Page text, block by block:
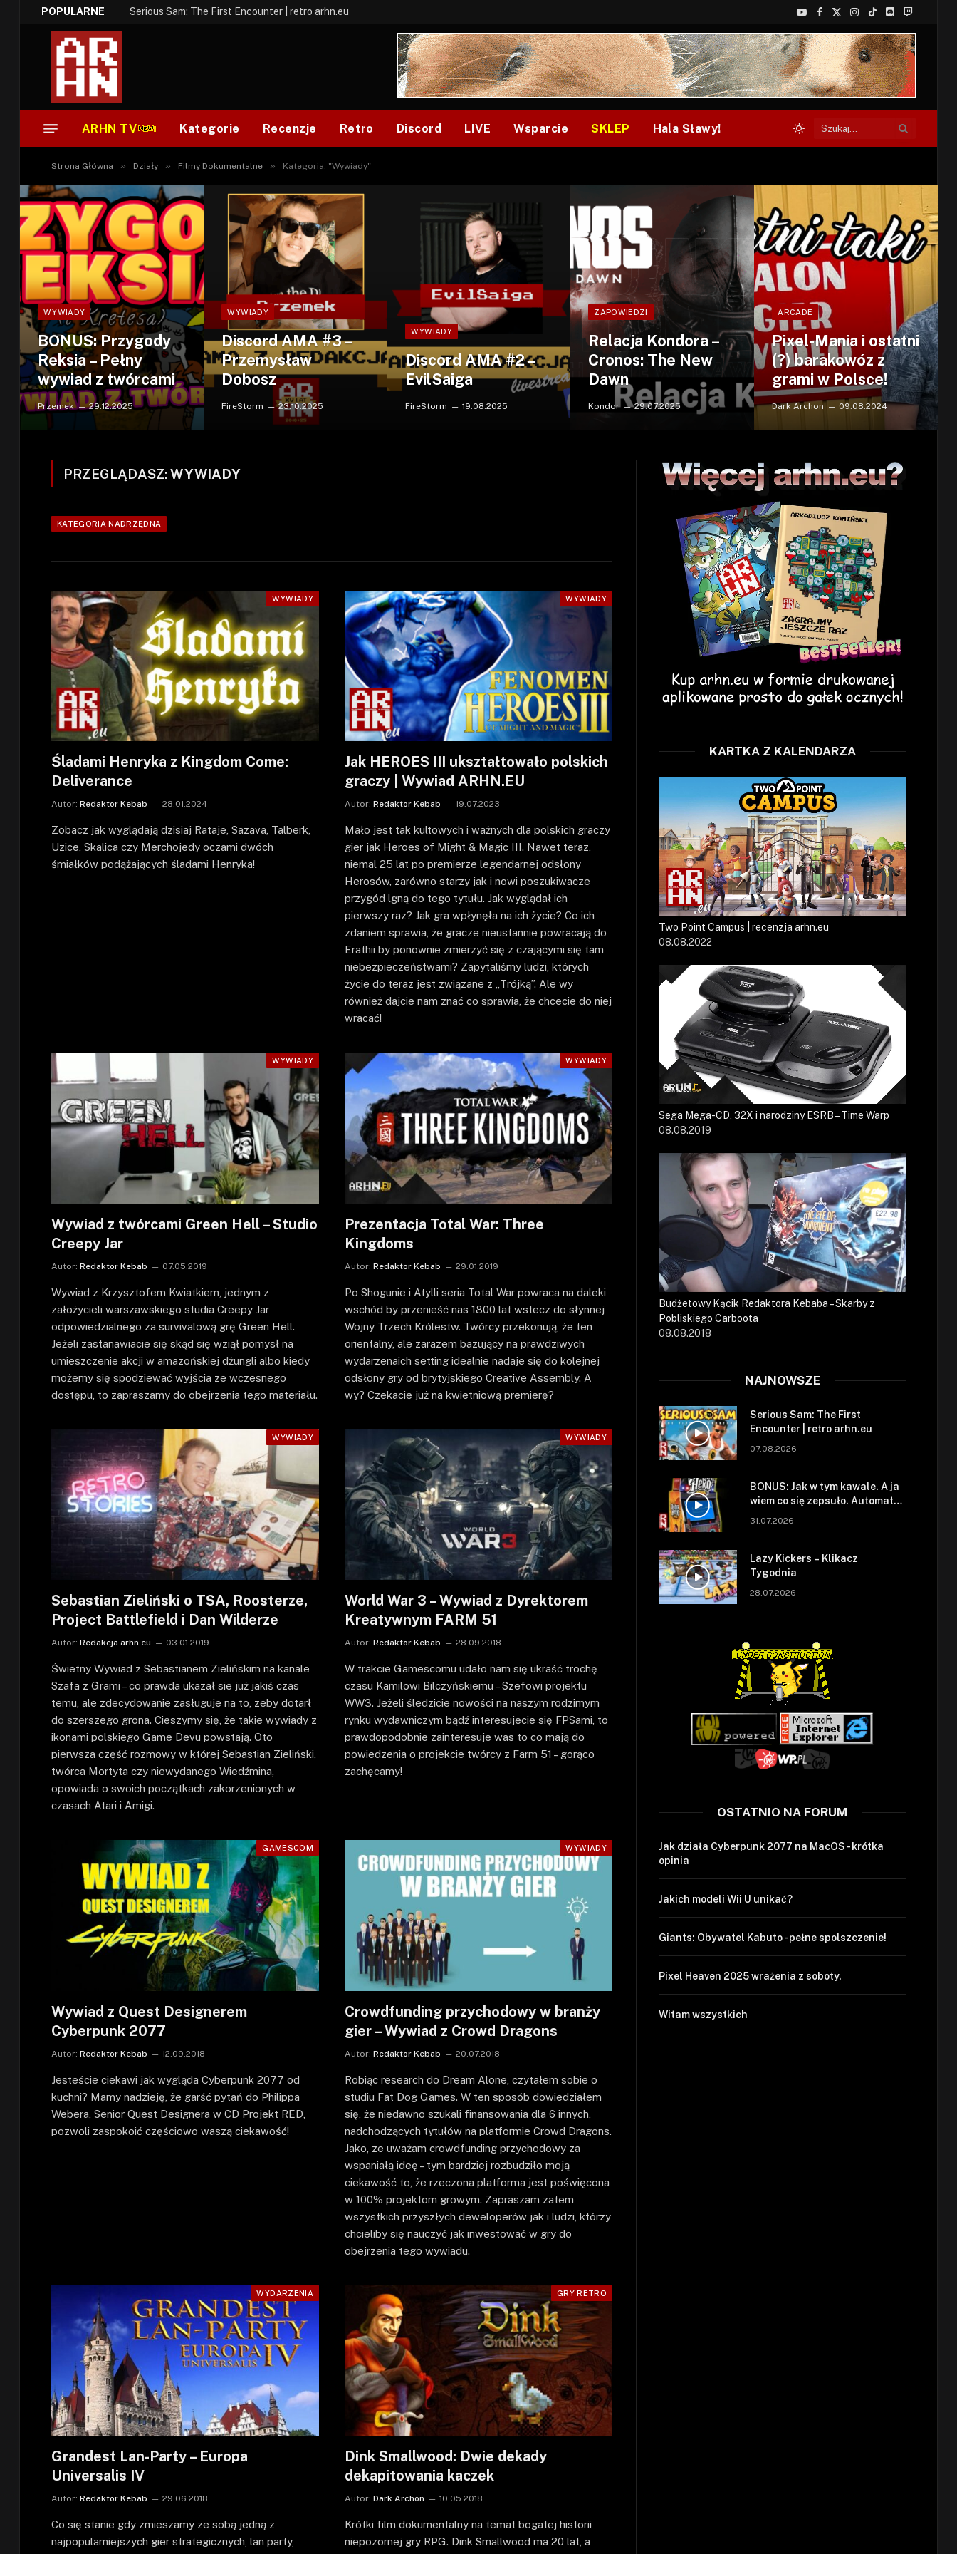
POPULARNE Serious Sam: The First Encounter | retro arhn.eu
YouTube
Facebook
X
(Twitter)
Instagram
TikTokDiscordTwitch
ARHN TV Kategorie Recenzje Retro Discord LIVE Wsparcie SKLEP Hala Sławy!
Strona Główna » Działy » Filmy Dokumentalne » Kategoria: "Wywiady"
WYWIADY
BONUS: Przygody
Reksia – Pełny
wywiad z twórcami
Przemek 29.12.2025
WYWIADY
Discord AMA #3 –
Przemysław
Dobosz
FireStorm 23.10.2025
WYWIADY
Discord AMA #2 –
EvilSaiga
FireStorm 19.08.2025
ZAPOWIEDZI
Relacja Kondora –
Cronos: The New
Dawn
Kondor 29.07.2025
ARCADE
Pixel-Mania i ostatni
(?) barakowóz z
grami w Polsce!
Dark Archon 09.08.2024
PRZEGLĄDASZ:WYWIADY
KATEGORIA NADRZĘDNA
WYWIADY
Śladami Henryka z Kingdom Come:
Deliverance
Autor: Redaktor Kebab 28.01.2024
Zobacz jak wyglądają dzisiaj Rataje, Sazava, Talberk,
Uzice, Skalica czy Merchojedy oczami dwóch
śmiałków podążających śladami Henryka!
WYWIADY
Jak HEROES III ukształtowało polskich
graczy | Wywiad ARHN.EU
Autor: Redaktor Kebab 19.07.2023
Mało jest tak kultowych i ważnych dla polskich graczy
gier jak Heroes of Might & Magic III. Nawet teraz,
niemal 25 lat po premierze legendarnej odsłony
Herosów, zarówno starzy jak i nowi poszukiwacze
przygód lgną do tego tytułu. Jak wyglądał ich
pierwszy raz? Jak gra wpłynęła na ich życie? Co ich
zdaniem sprawia, że gracze nieustannie powracają do
Erathii by ponownie zmierzyć się z czającymi się tam
niebezpieczeństwami? Zapytaliśmy ludzi, których
życie do teraz jest związane z „Trójką”. Ale wy
również dajcie nam znać co sprawia, że chcecie do niej
wracać!
WYWIADY
Wywiad z twórcami Green Hell – Studio
Creepy Jar
Autor: Redaktor Kebab 07.05.2019
Wywiad z Krzysztofem Kwiatkiem, jednym z
założycieli warszawskiego studia Creepy Jar
odpowiedzialnego za survivalową grę Green Hell.
Jeżeli zastanawiacie się skąd się wziął pomysł na
umieszczenie akcji w amazońskiej dżungli albo kiedy
możemy się spodziewać wyjścia ze wczesnego
dostępu, to zapraszamy do obejrzenia tego materiału.
WYWIADY
Prezentacja Total War: Three
Kingdoms
Autor: Redaktor Kebab 29.01.2019
Po Shogunie i Atylli seria Total War powraca na daleki
wschód by przenieść nas 1800 lat wstecz do słynnej
Wojny Trzech Królestw. Twórcy przekonują, że ten
orientalny, ale zarazem bazujący na prawdziwych
wydarzenaich setting idealnie nadaje się do kolejnej
odsłony gry od brytyjskiego Creative Assembly. A
wy? Czekacie już na kwietniową premierę?
WYWIADY
Sebastian Zieliński o TSA, Roosterze,
Project Battlefield i Dan Wilderze
Autor: Redakcja arhn.eu 03.01.2019
Świetny Wywiad z Sebastianem Zielińskim na kanale
Szafa z Grami – co prawda ukazał sie już jakiś czas
temu, ale zdecydowanie zasługuje na to, zeby dotarł
do szerszego grona. Cieszymy się, że takie wywiady z
ikonami polskiego Game Devu powstają. Oto
pierwsza część rozmowy w której Sebastian Zieliński,
twórca Mortyta czy niewydanego Wiedźmina,
opowiada o swoich początkach zakorzenionych w
czasach Atari i Amigi.
WYWIADY
World War 3 – Wywiad z Dyrektorem
Kreatywnym FARM 51
Autor: Redaktor Kebab 28.09.2018
W trakcie Gamescomu udało nam się ukraść trochę
czasu Kamilowi Bilczyńskiemu – Szefowi projektu
WW3. Jeżeli śledzicie nowości na naszym rodzimym
rynku wydawniczym bądź interesujecie się FPSami, to
prawdopodobnie zainteresuje was to co mają do
powiedzenia o projekcie twórcy z Farm 51 – gorąco
zachęcamy!
GAMESCOM
Wywiad z Quest Designerem
Cyberpunk 2077
Autor: Redaktor Kebab 12.09.2018
Jesteście ciekawi jak wygląda Cyberpunk 2077 od
kuchni? Mamy nadzieję, że garść pytań do Philippa
Webera, Senior Quest Designera w CD Projekt RED,
pozwoli zaspokoić częściowo waszą ciekawość!
WYWIADY
Crowdfunding przychodowy w branży
gier – Wywiad z Crowd Dragons
Autor: Redaktor Kebab 20.07.2018
Robiąc research do Dream Alone, czytałem sobie o
studiu Fat Dog Games. W ten sposób dowiedziałem
się, że niedawno szukali finansowania dla 6 innych,
nadchodzących tytułów na platformie Crowd Dragons.
Jako, ze uważam crowdfunding przychodowy za
wspaniałą ideę – tym bardziej rozbudziło moją
ciekawość to, że rzeczona platforma jest poświęcona
w 100% projektom growym. Zapraszam zatem
wszystkich przyszłych deweloperów jak i ludzi, którzy
chcieliby się nauczyć jak inwestować w gry do
obejrzenia tego wywiadu.
WYDARZENIA
Grandest Lan-Party – Europa
Universalis IV
Autor: Redaktor Kebab 29.06.2018
Co się stanie gdy zmieszamy ze sobą jedną z
najpopularniejszych gier strategicznych, lan party,
GRY RETRO
Dink Smallwood: Dwie dekady
dekapitowania kaczek
Autor: Dark Archon 10.05.2018
Krótki film dokumentalny na temat bogatej historii
niepozornej gry RPG. Dink Smallwood ma 20 lat, a
KARTKA Z KALENDARZA
Two Point Campus | recenzja arhn.eu
08.08.2022
Sega Mega-CD, 32X i narodziny ESRB – Time Warp
08.08.2019
Budżetowy Kącik Redaktora Kebaba – Skarby z
Pobliskiego Carboota
08.08.2018
NAJNOWSZE
Serious Sam: The First
Encounter | retro arhn.eu
07.08.2026
BONUS: Jak w tym kawale. A ja
wiem co się zepsuło. Automat
się zepsuł.
31.07.2026
Lazy Kickers – Klikacz
Tygodnia
28.07.2026
OSTATNIO NA FORUM
Jak działa Cyberpunk 2077 na MacOS - krótka
opinia
Jakich modeli Wii U unikać?
Giants: Obywatel Kabuto - pełne spolszczenie!
Pixel Heaven 2025 wrażenia z soboty.
Witam wszystkich